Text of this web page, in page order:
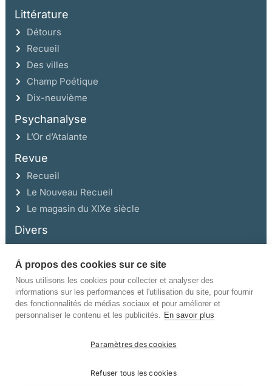
Littérature
Détours
Recueil
Des villes
Champ Poétique
Dix-neuvième
Psychanalyse
L’Or d’Atalante
Revue
Recueil
Le Nouveau Recueil
Le magasin du XIXe siècle
Divers
Ce site a été réalisé avec l’aide de la Région Auvergne Rhône-Alpes et de la
Drac Rhône-Alpes.
©Champ Vallon. Tous droits réservés.
À propos des cookies sur ce site
Nous utilisons les cookies pour collecter et analyser des
informations sur les performances et l'utilisation du site, pour fournir
des fonctionnalités de médias sociaux et pour améliorer et
personnaliser le contenu et les publicités. En savoir plus
Paramètres des cookies
Refuser tous les cookies